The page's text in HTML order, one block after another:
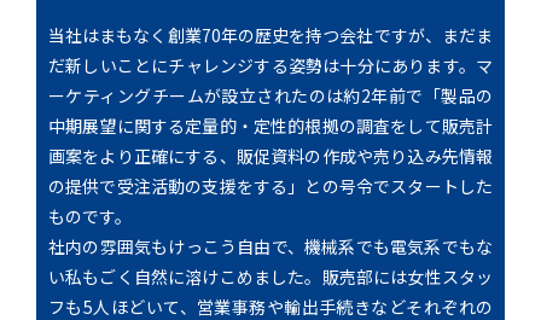
当社はまもなく創業70年の歴史を持つ会社ですが、まだま
だ新しいことにチャレンジする姿勢は十分にあります。マ
ーケティングチームが設立されたのは約2年前で「製品の
中期展望に関する定量的・定性的根拠の調査をして販売計
画案をより正確にする、販促資料の作成や売り込み先情報
の提供で受注活動の支援をする」との号令でスタートした
ものです。
社内の雰囲気もけっこう自由で、機械系でも電気系でもな
い私もごく自然に溶けこめました。販売部には女性スタッ
フも5人ほどいて、営業事務や輸出手続きなどそれぞれの